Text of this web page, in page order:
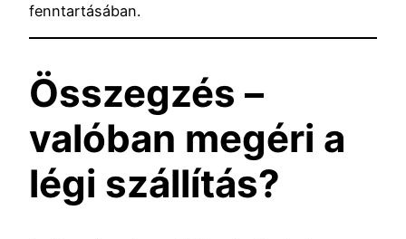
fenntartásában.
Összegzés –
valóban megéri a
légi szállítás?